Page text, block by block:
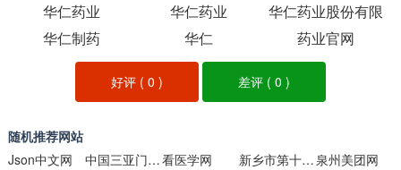
华仁药业
华仁药业
华仁药业股份有限
公司
华仁制药 华仁 药业官网
好评 (0 ) 差评 ( 0 )
随机推荐网站
Json中文网
中国三亚门户网站看医学网 新乡市第十中学 泉州美团网